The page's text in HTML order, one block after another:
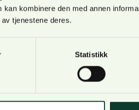
kombinere den med annen
tjenestene deres.
Statistikk
et forslag til forbud mot
Det er allerede
ber nå om
utover det som allerede er belyst